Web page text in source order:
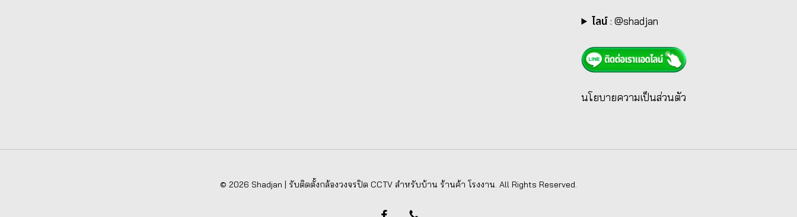
ไลน์ :@shadjan
นโยบายความเป็นส่วนตัว
© 2026 Shadjan | รับติดตั้งกล้องวงจรปิด CCTV สำหรับบ้าน ร้านค้า โรงงาน. All Rights Reserved.
facebookphone